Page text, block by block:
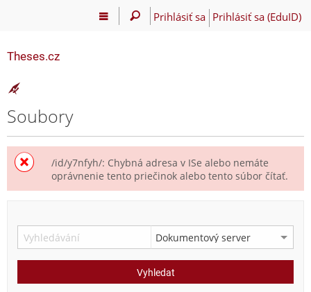
Prihlásiť sa Prihlásiť sa (EduID)
Theses.cz
Soubory
/id/y7nfyh/: Chybná adresa v ISe alebo nemáte
oprávnenie tento priečinok alebo tento súbor čítať.
Vyhledat